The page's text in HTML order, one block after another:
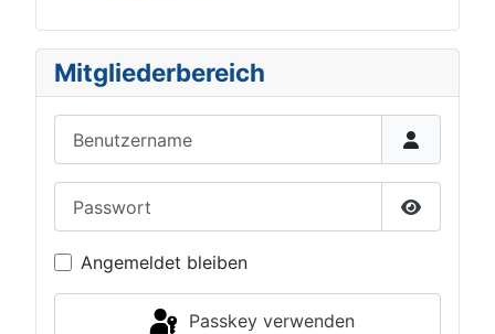
Mitgliederbereich
Passwort
Angemeldet bleiben
Passkey verwenden